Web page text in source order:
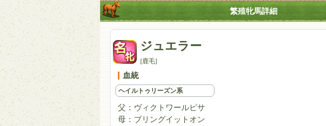
繁殖牝馬詳細
ジュエラー
[鹿毛]
血統
ヘイルトゥリーズン系
父： ヴィクトワールピサ
母： ブリングイットオン